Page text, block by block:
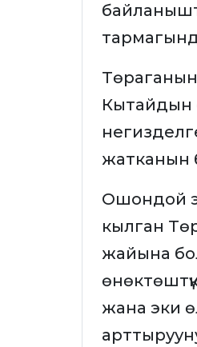
Кытайдын
жатканын
Ошондой
кылган
жайына
жана эки